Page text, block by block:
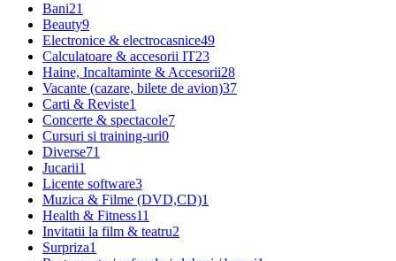
Bani21
Beauty9
Electronice & electrocasnice49
Calculatoare & accesorii IT23
Haine, Incaltaminte & Accesorii28
Vacante (cazare, bilete de avion)37
Carti & Reviste1
Concerte & spectacole7
Cursuri si training-uri0
Diverse71
Jucarii1
Licente software3
Muzica & Filme (DVD,CD)1
Health & Fitness11
Invitatii la film & teatru2
Surpriza1